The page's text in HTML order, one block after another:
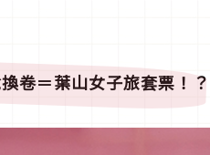
卷＝葉山女子旅套票！？